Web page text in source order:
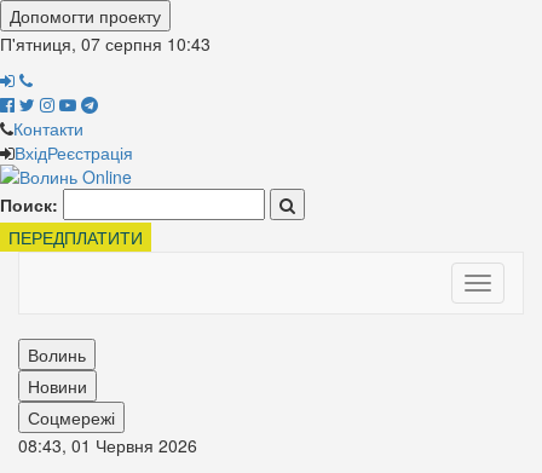
Допомогти проекту
П'ятниця, 07 серпня 10:43
Контакти
ВхідРеєстрація
Поиск:
ПЕРЕДПЛАТИТИ
Toggle
Волинь
Новини
Соцмережі
08:43, 01 Червня 2026